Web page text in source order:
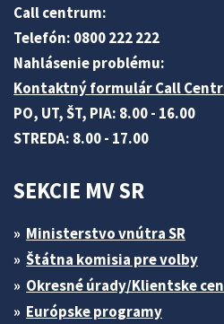
Call centrum:
Telefón: 0800 222 222
Nahlásenie problému:
Kontaktný formulár Call
PO, UT, ŠT, PIA: 8.00 - 16.00
STREDA: 8.00 - 17.00
SEKCIE MV SR
Ministerstvo vnútra SR
Štátna komisia pre volby
Okresné úrady/Klientske
Európske programy